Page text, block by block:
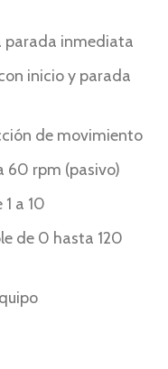
parada inmediata
inicio y parada
de movimiento
60 rpm (pasivo)
a 10
de 0 hasta 120